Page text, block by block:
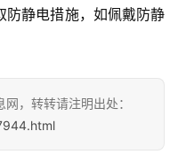
防静电措施，如佩戴防静
，转转请注明出处：